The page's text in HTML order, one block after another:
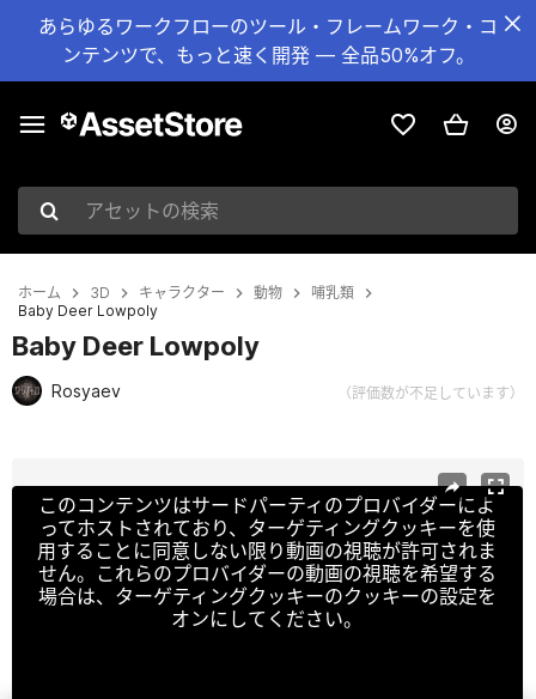
あらゆるワークフローのツール・フレームワーク・コ
ンテンツで、もっと速く開発 — 全品50%オフ。
アセットの検索
ホーム 3D キャラクター 動物
哺乳類
Baby Deer Lowpoly
Baby Deer Lowpoly
Rosyaev （評価数が不足しています）
このコンテンツはサードパーティのプロバイダーによ
ってホストされており、ターゲティングクッキーを使
用することに同意しない限り動画の視聴が許可されま
せん。これらのプロバイダーの動画の視聴を希望する
場合は、ターゲティングクッキーのクッキーの設定を
オンにしてください。